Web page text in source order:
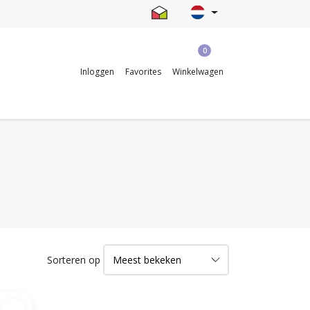
Inloggen Favorites
0
Winkelwagen
Sorteren op